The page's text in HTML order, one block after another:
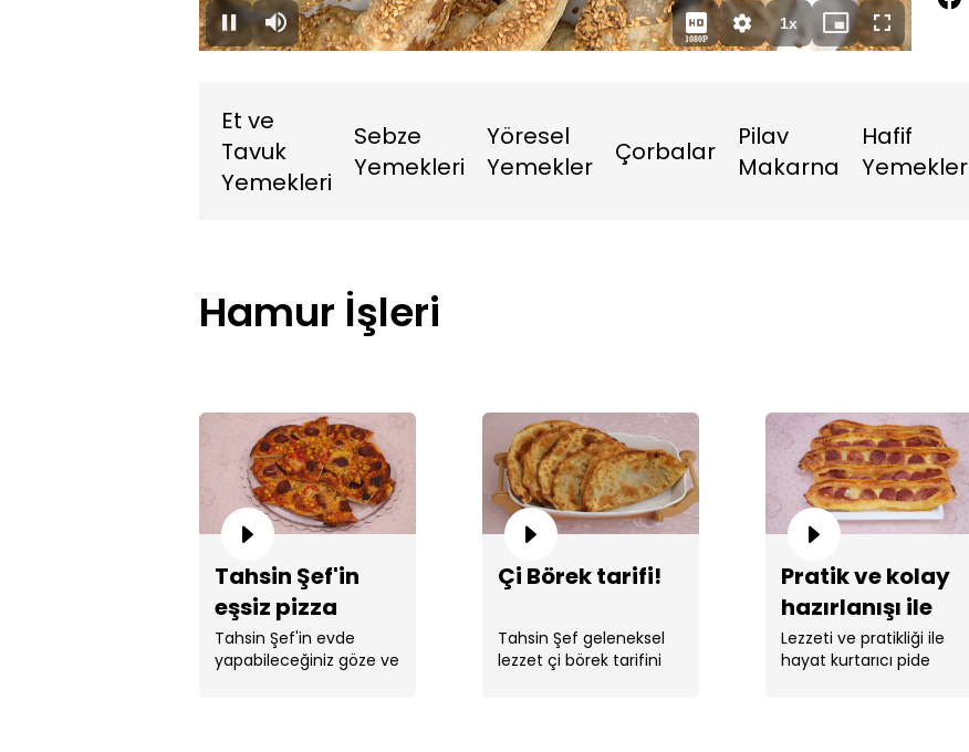
DuraklatSessiz
Süre
1080P
0.45%
1xOynatma
Hızı
Mini
oynatıcı
Tam
Ekran
Et ve
Tavuk
Yemekleri
Sebze
Yemekleri
Yöresel
Yemekler
Çorbalar
Pilav
Makarna
Hafif
Yemekler
Hamur İşleri
Tahsin Şef'in
eşsiz pizza
tarifi!
Tahsin Şef'in evde
yapabileceğiniz göze ve
Çi Börek tarifi!
Tahsin Şef geleneksel
lezzet çi börek tarifini
Pratik ve kolay
hazırlanışı ile
sucuklu kaşarlı
pide tarifi!
Lezzeti ve pratikliği ile
hayat kurtarıcı pide